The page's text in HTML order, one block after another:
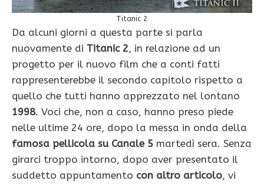
Titanic 2
Da alcuni giorni a questa parte si parla
nuovamente di Titanic 2, in relazione ad un
progetto per il nuovo film che a conti fatti
rappresenterebbe il secondo capitolo rispetto a
quello che tutti hanno apprezzato nel lontano
1998. Voci che, non a caso, hanno preso piede
nelle ultime 24 ore, dopo la messa in onda della
famosa pellicola su Canale 5 martedì sera. Senza
girarci troppo intorno, dopo aver presentato il
suddetto appuntamento con altro articolo, vi